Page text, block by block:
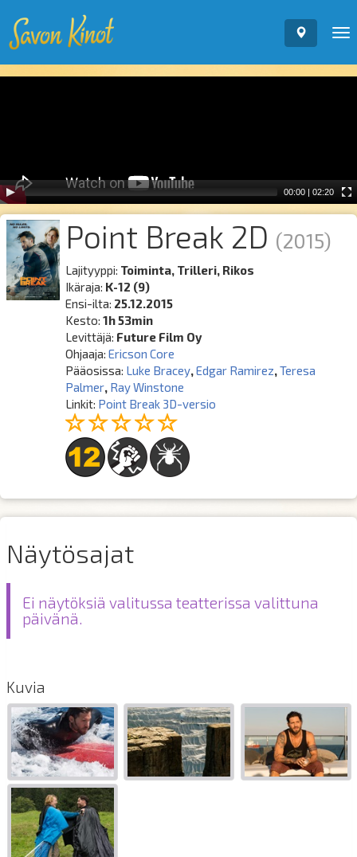
00:00 | 02:20
Point Break 2D (2015)
Lajityyppi: Toiminta, Trilleri, Rikos
Ikäraja: K-12 (9)
Ensi-ilta: 25.12.2015
Kesto:1h 53min
Levittäjä: Future Film Oy
Ohjaaja:Ericson Core
Pääosissa: Luke Bracey,Edgar Ramirez,Teresa
Palmer, Ray Winstone
Linkit: Point Break 3D-versio
Näytösajat
Ei näytöksiä valitussa teatterissa valittuna
päivänä.
Kuvia